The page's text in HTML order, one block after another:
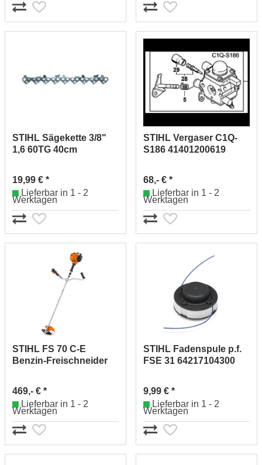
STIHL Sägekette 3/8"
1,6 60TG 40cm
19,99 € *
Lieferbar in 1 - 2
Werktagen
STIHL Vergaser C1Q-
S186 41401200619
68,- € *
Lieferbar in 1 - 2
Werktagen
STIHL FS 70 C-E
Benzin-Freischneider
469,- € *
Lieferbar in 1 - 2
Werktagen
STIHL Fadenspule p.f.
FSE 31 64217104300
9,99 € *
Lieferbar in 1 - 2
Werktagen